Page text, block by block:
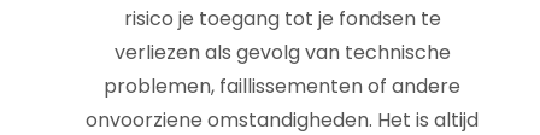
risico je toegang tot je fondsen te
verliezen als gevolg van technische
problemen, faillissementen of andere
onvoorziene omstandigheden. Het is altijd